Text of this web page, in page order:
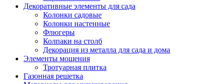
Декоративные элементы для сада
Колонки садовые
Колонки настенные
Флюгеры
Колпаки на столб
Декорация из металла для сада и дома
Элементы мощения
Тротуарная плитка
Газонная решетка